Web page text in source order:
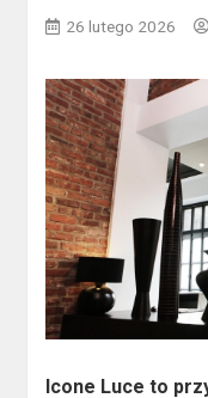
26 lutego 2026
Icone Luce to